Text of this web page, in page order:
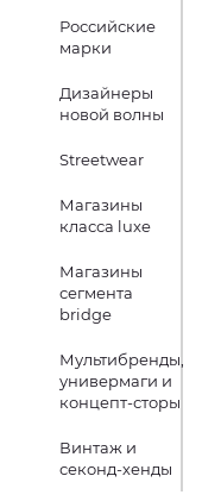
Российские
марки
Дизайнеры
новой волны
Streetwear
Магазины
класса luxe
Магазины
сегмента
bridge
Мультибренды,
универмаги и
концепт-сторы
Винтаж и
секонд-хенды